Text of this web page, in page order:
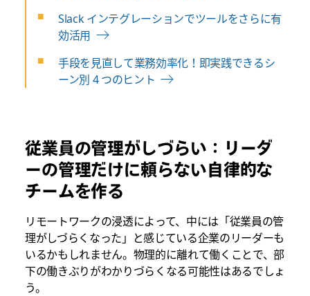
Slack インテグレーションでツールをさらに有
効活用
手段を見直して業務効率化！即実践できるシ
ーン別 4 つのヒント
従業員の管理がしづらい：リーダ
ーの管理だけに頼らない自律的な
チームを作る
リモートワークの浸透によって、中には「従業員の管
理がしづらくなった」と感じている企業のリーダーも
いるかもしれません。物理的に離れて働くことで、部
下の働きぶりがわかりづらくなる可能性はあるでしょ
う。